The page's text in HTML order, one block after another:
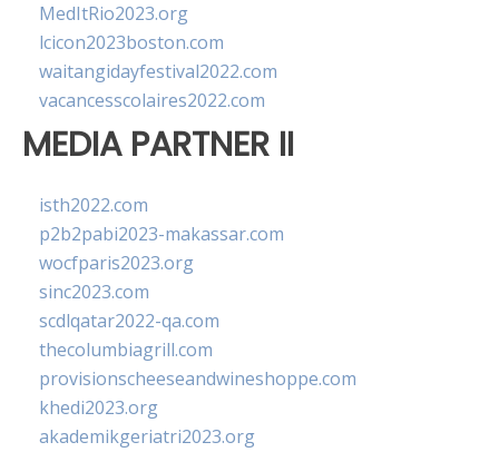
MedItRio2023.org
lcicon2023boston.com
waitangidayfestival2022.com
vacancesscolaires2022.com
MEDIA PARTNER II
isth2022.com
p2b2pabi2023-makassar.com
wocfparis2023.org
sinc2023.com
scdlqatar2022-qa.com
thecolumbiagrill.com
provisionscheeseandwineshoppe.com
khedi2023.org
akademikgeriatri2023.org